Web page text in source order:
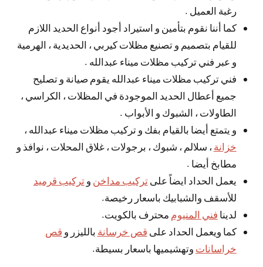
رغبة العميل .
كما أننا نقوم بتأمين و استيراد أجود أنواع الحديد اللازم
للقيام بتصميم و تصنيع مظلات كيربي ، الحديدية ، الهرمية
و عبر فني تركيب مظلات ميناء عبدالله .
فني تركيب مظلات ميناء عبدالله يقوم صيانة و تصليح
جميع أعطال الحديد الموجودة في المظلات ، الكراسي ،
الطاولات ، الشبوك و الأبواب .
و يتمتع أيضا بالقيام بفك و تركيب مظلات ميناء عبدالله ،
خزانة ، سلالم ، شبوك ، برجولات ، غلاق المحلات ، نوافذ و
مطابخ أيضا .
يعمل الحداد ايضاً علىتركيب مداخن وتركيب قرميد
للأسقف والشبابيك باسعار رخيصة.
لدينا فني المنيوم محترف بالكويت.
كما ويعمل الحداد على قص خرسانة بالليزر و قص
خراسانات وتهشيميها باسعار بسيطة.